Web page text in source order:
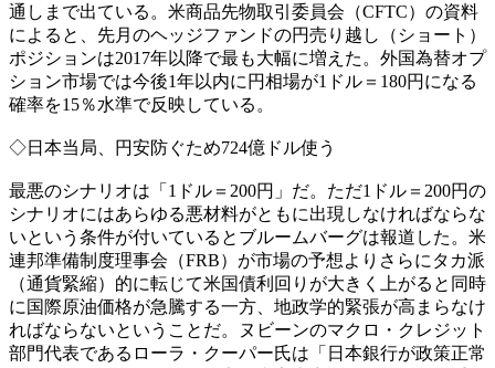
通しまで出ている。米商品先物取引委員会（CFTC）の資料
によると、先月のヘッジファンドの円売り越し（ショート）
ポジションは2017年以降で最も大幅に増えた。外国為替オプ
ション市場では今後1年以内に円相場が1ドル＝180円になる
確率を15％水準で反映している。
◇日本当局、円安防ぐため724億ドル使う
最悪のシナリオは「1ドル＝200円」だ。ただ1ドル＝200円の
シナリオにはあらゆる悪材料がともに出現しなければならな
いという条件が付いているとブルームバーグは報道した。米
連邦準備制度理事会（FRB）が市場の予想よりさらにタカ派
（通貨緊縮）的に転じて米国債利回りが大きく上がると同時
に国際原油価格が急騰する一方、地政学的緊張が高まらなけ
ればならないということだ。ヌビーンのマクロ・クレジット
部門代表であるローラ・クーパー氏は「日本銀行が政策正常